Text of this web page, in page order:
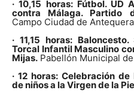
· 10,15 horas: Fútbol. UD
contra Málaga. Partido
Campo Ciudad de
· 11,15 horas:
Torcal Infantil Masculino
Mijas. Pabellón Municipal
· 12 horas: Celebración
de niños a la Virgen de la